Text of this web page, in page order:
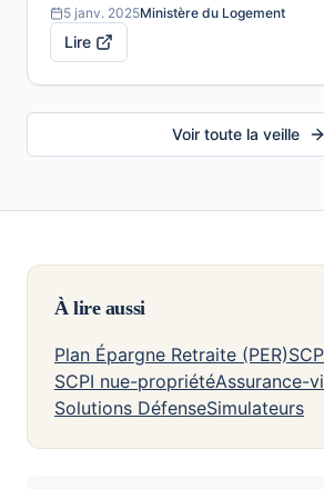
5 janv. 2025Ministère du Logement
Lire
Voir toute la veille
À lire aussi
Plan Épargne Retraite (PER)
SCPI nue-propriétéAssurance-
Solutions DéfenseSimulateurs